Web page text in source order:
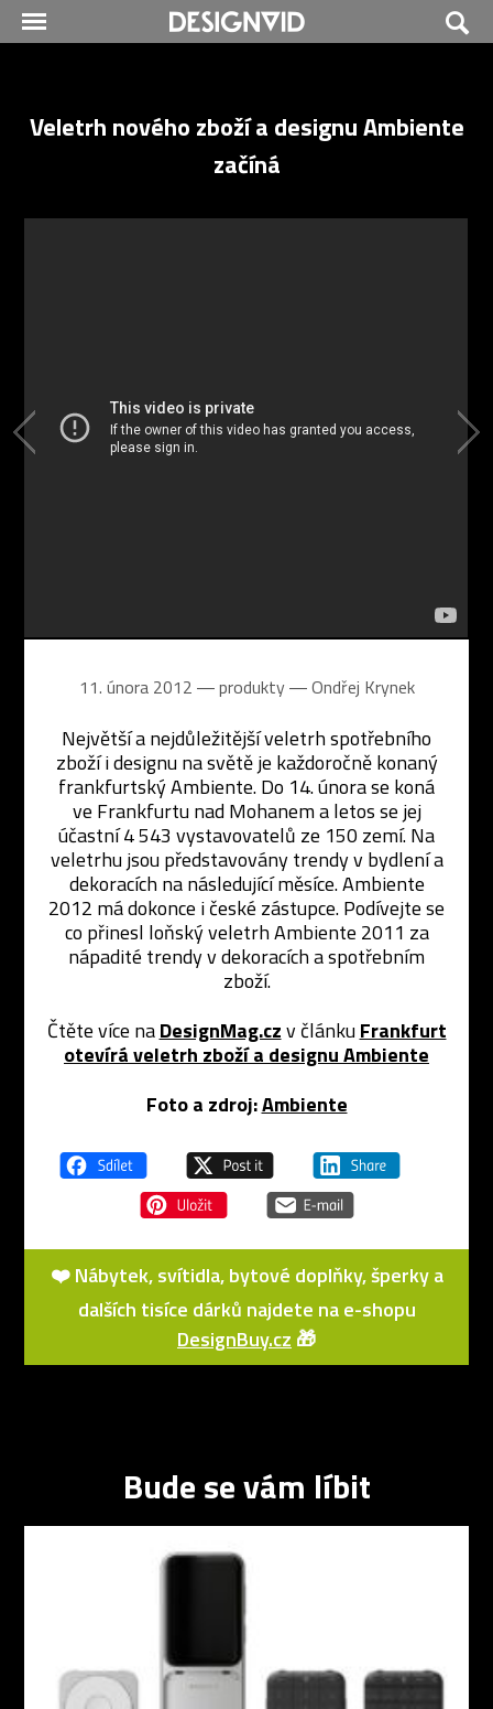
Veletrh nového zboží a designu Ambiente
začíná
11. února 2012 ― produkty ―Ondřej Krynek
Největší a nejdůležitější veletrh spotřebního
zboží i designu na světě je každoročně konaný
frankfurtský Ambiente. Do 14. února se koná
ve Frankfurtu nad Mohanem a letos se jej
účastní 4 543 vystavovatelů ze 150 zemí. Na
veletrhu jsou představovány trendy v bydlení a
dekoracích na následující měsíce. Ambiente
2012 má dokonce i české zástupce. Podívejte se
co přinesl loňský veletrh Ambiente 2011 za
nápadité trendy v dekoracích a spotřebním
zboží.
Čtěte více naDesignMag.czv článkuFrankfurt
otevírá veletrh zboží a designu Ambiente
Foto a zdroj:Ambiente
❤️ Nábytek, svítidla, bytové doplňky, šperky a
dalších tisíce dárků najdete na e-shopu
DesignBuy.cz 🎁
Bude se vám líbit